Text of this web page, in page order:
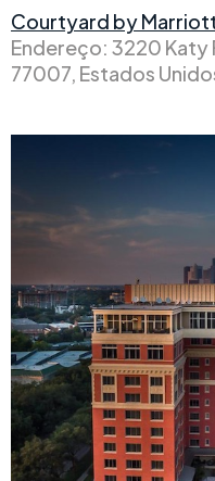
Courtyard by
Endereço: 3220 Katy
77007, Estados